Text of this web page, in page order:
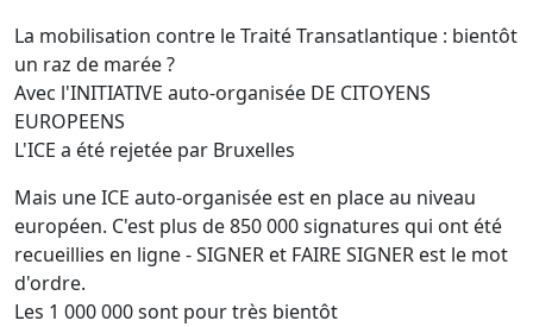
La mobilisation contre le Traité Transatlantique : bientôt
un raz de marée ?
Avec l'INITIATIVE auto-organisée DE CITOYENS
EUROPEENS
L'ICE a été rejetée par Bruxelles
Mais une ICE auto-organisée est en place au niveau
européen. C'est plus de 850 000 signatures qui ont été
recueillies en ligne - SIGNER et FAIRE SIGNER est le mot
d'ordre.
Les 1 000 000 sont pour très bientôt